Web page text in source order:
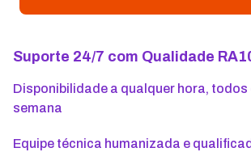
Suporte 24/7 com Qualidade
Disponibilidade a qualquer hora, todos
semana
Equipe técnica humanizada e